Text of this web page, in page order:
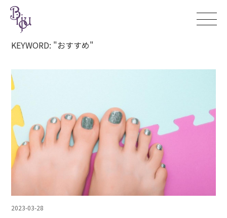
KEYWORD: "おすすめ"
2023-03-28